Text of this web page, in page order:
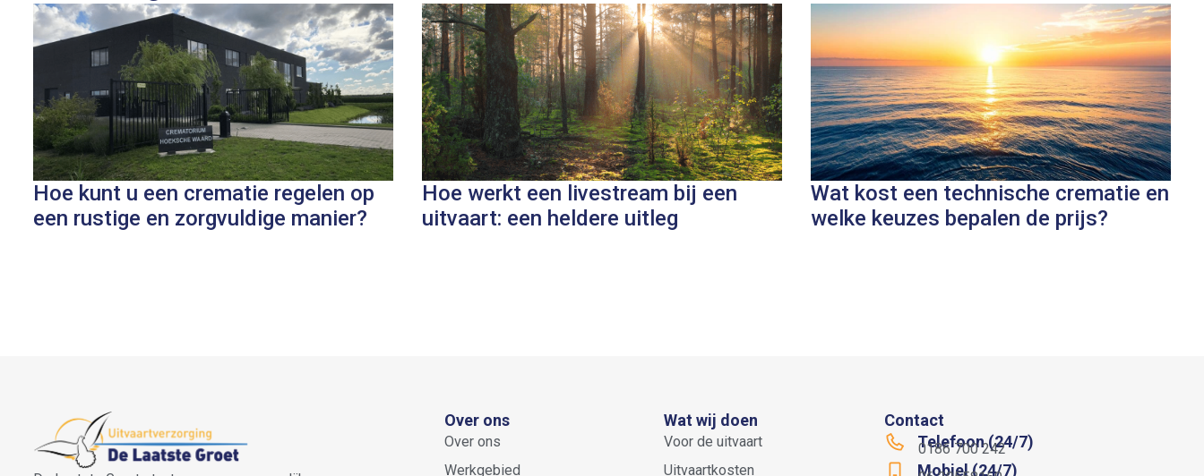
Hoe kunt u een crematie regelen op
een rustige en zorgvuldige manier?
Hoe werkt een livestream bij een
uitvaart: een heldere uitleg
Wat kost een technische crematie en
welke keuzes bepalen de prijs?
Over ons
Over ons
Werkgebied
Wat wij doen
Voor de uitvaart
Uitvaartkosten
Contact
Telefoon (24/7)
0186 700 242
Mobiel (24/7)